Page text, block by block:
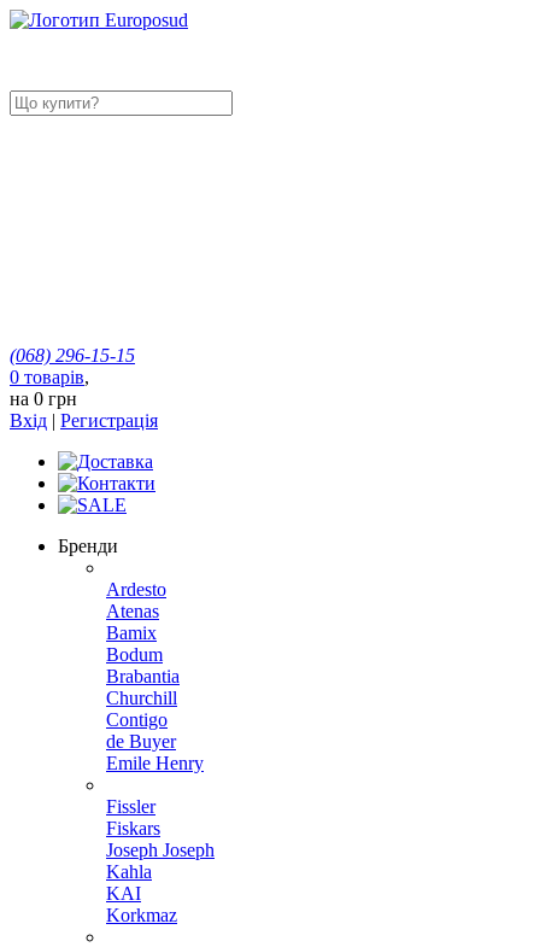
(068) 296-15-15
0 товарів,
на 0 грн
Вхід | Регистрація
Бренди
Ardesto
Atenas
Bamix
Bodum
Brabantia
Churchill
Contigo
de Buyer
Emile Henry
Fissler
Fiskars
Joseph Joseph
Kahla
KAI
Korkmaz